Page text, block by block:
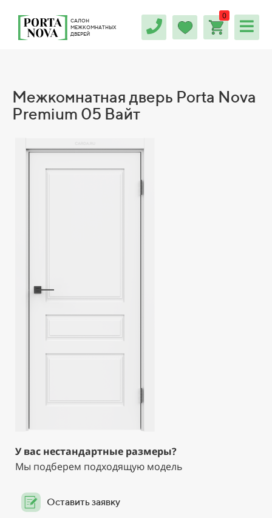
САЛОН
МЕЖКОМНАТНЫХ
ДВЕРЕЙ
0
Межкомнатная дверь Porta Nova
Premium 05 Вайт
У вас нестандартные размеры?
Мы подберем подходящую модель
Оставить заявку